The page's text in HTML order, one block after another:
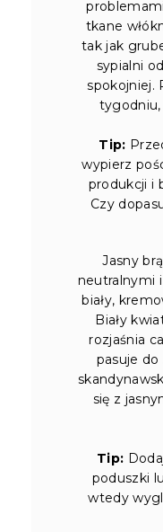
tkane
tak jak
sypialni
spokojniej.
tygodniu,
Tip:
wypierz
produkcji i
Czy
Jasny
neutralnymi
biały,
Biały
rozjaśnia
pasuje
się z
Tip:
poduszki
wtedy